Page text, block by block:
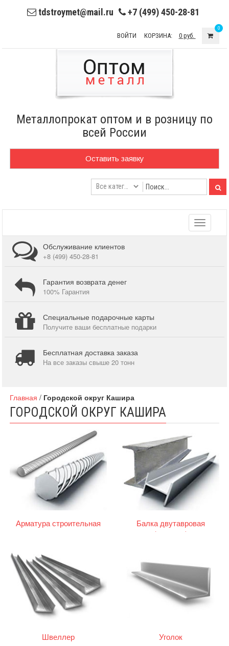
tdstroymet@mail.ru +7 (499) 450-28-81
ВОЙТИ КОРЗИНА: 0 руб.
0
Металлопрокат оптом и в розницу по
всей России
Оставить заявку
Toggle
Обслуживание клиентов
+8 (499) 450-28-81
Гарантия возврата денег
100% Гарантия
Специальные подарочные карты
Получите ваши бесплатные подарки
Бесплатная доставка заказа
На все заказы свыше 20 тонн
Главная / Городской округ Кашира
ГОРОДСКОЙ ОКРУГ КАШИРА
Арматура строительная
Балка двутавровая
(двутавр)
Швеллер Уголок